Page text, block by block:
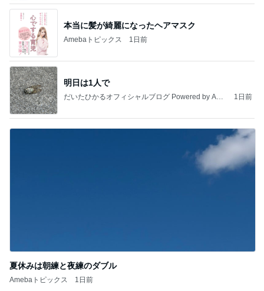
本当に髪が綺麗になったヘアマスク
Amebaトピックス 1日前
明日は1人で
だいたひかるオフィシャルブログ Powered by Ame
1日前
夏休みは朝練と夜練のダブル
Amebaトピックス 1日前